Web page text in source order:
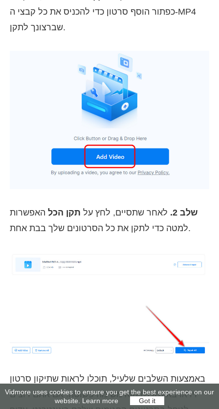
כפתור הוסף סרטון כדי להכניס את כל קבצי ה-MP4
שברצונך לתקן.
שלב 2. לאחר שתסיים, לחץ על תקן הכל האפשרות
למטה כדי לתקן את כל הסרטונים שלך בבת אחת.
באמצעות השלבים שלעיל, תוכלו לראות שתיקון סרטון
וידאו באינטרנט הוא משימה פשוטה. אם אתם רוצים
Vidmore uses cookies to ensure you get the best experience on our
website. Learn more Got it